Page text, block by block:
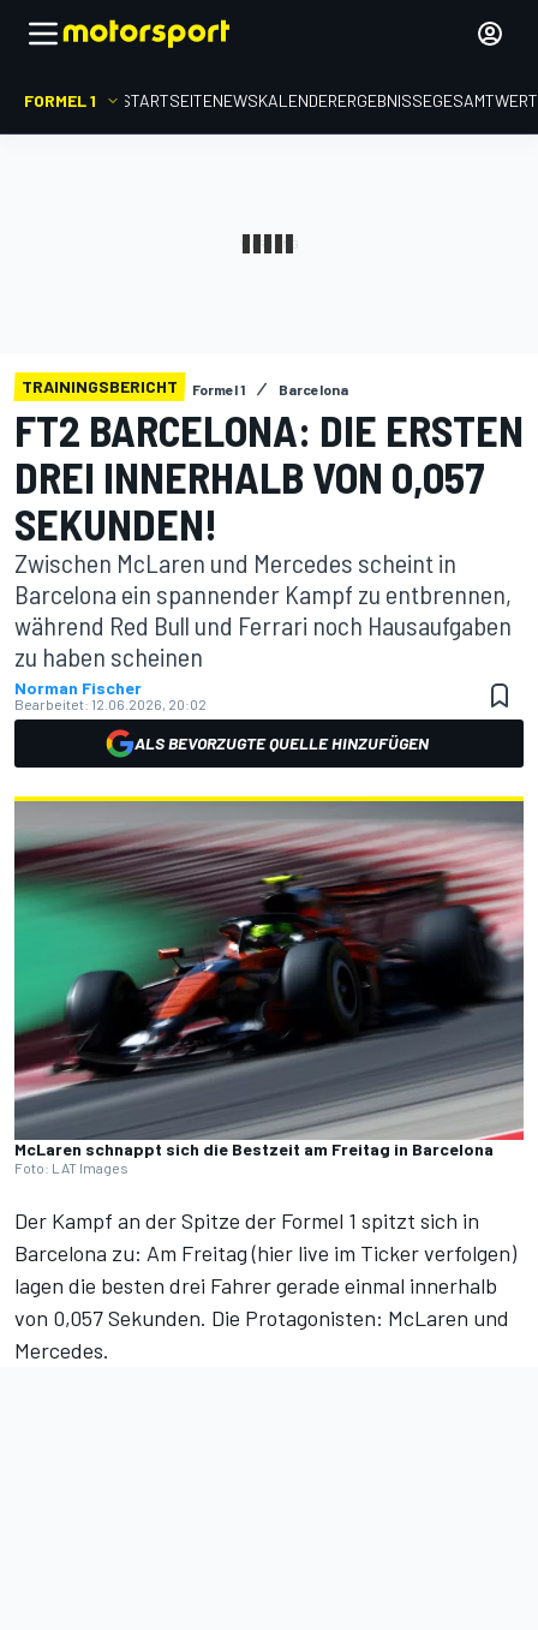
FORMEL 1 STARTSEITENEWSKALENDERERGEBNISSE
TRAININGSBERICHT Formel 1 Barcelona
FT2 BARCELONA: DIE ERSTEN
DREI INNERHALB VON 0,057
SEKUNDEN!
Zwischen McLaren und Mercedes scheint in
Barcelona ein spannender Kampf zu entbrennen,
während Red Bull und Ferrari noch Hausaufgaben
zu haben scheinen
Norman Fischer
Bearbeitet: 12.06.2026, 20:02
ALS BEVORZUGTE QUELLE HINZUFÜGEN
McLaren schnappt sich die Bestzeit am Freitag in Barcelona
Foto: LAT Images
Der Kampf an der Spitze der Formel 1 spitzt sich in
Barcelona zu: Am Freitag (hier live im Ticker verfolgen)
lagen die besten drei Fahrer gerade einmal innerhalb
von 0,057 Sekunden. Die Protagonisten: McLaren und
Mercedes.